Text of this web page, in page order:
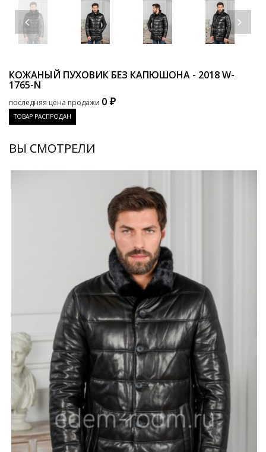
КОЖАНЫЙ ПУХОВИК БЕЗ КАПЮШОНА - 2018W-
1765-N
последняя цена продажи 0 ₽
ТОВАР РАСПРОДАН
ВЫ СМОТРЕЛИ